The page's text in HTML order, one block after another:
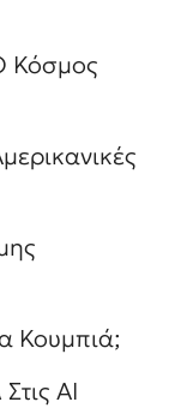
Κόσμος
Κουμπιά;
ΑΙ